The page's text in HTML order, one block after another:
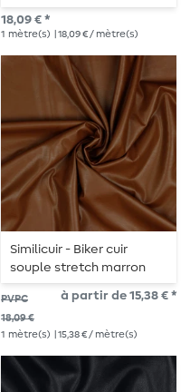
18,09 € *
1 mètre(s) | 18,09 € / mètre(s)
Similicuir - Biker cuir
souple stretch marron
PVPC
18,09 €
à partir de 15,38 € *
1 mètre(s) | 15,38 € / mètre(s)